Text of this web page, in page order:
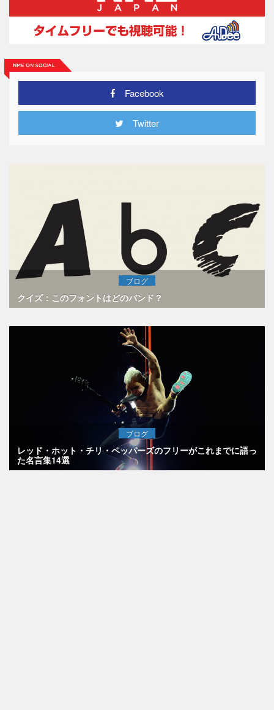
Facebook
Twitter
ブログ
クイズ：このフォントはどのバンド？
ブログ
レッド・ホット・チリ・ペッパーズのフリーがこれまでに語っ
た名言集14選